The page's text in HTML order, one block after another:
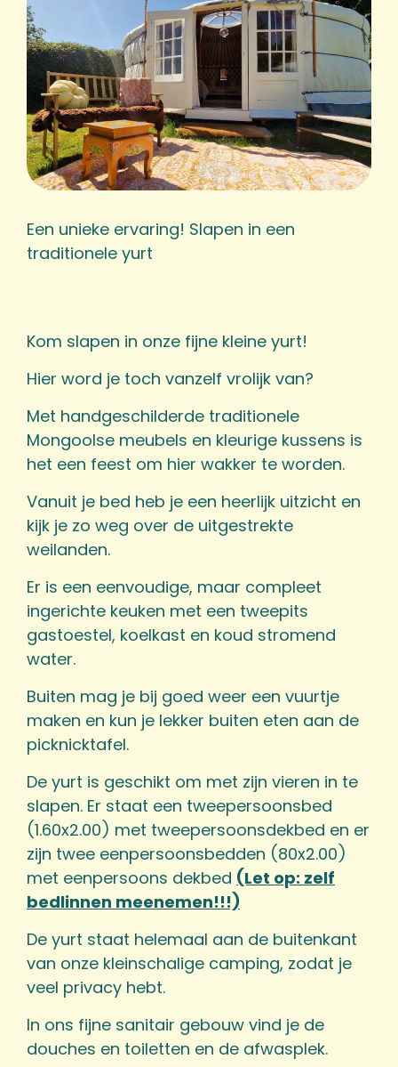
Een unieke ervaring! Slapen in een
traditionele yurt
Kom slapen in onze fijne kleine yurt!
Hier word je toch vanzelf vrolijk van?
Met handgeschilderde traditionele
Mongoolse meubels en kleurige kussens is
het een feest om hier wakker te worden.
Vanuit je bed heb je een heerlijk uitzicht en
kijk je zo weg over de uitgestrekte
weilanden.
Er is een eenvoudige, maar compleet
ingerichte keuken met een tweepits
gastoestel, koelkast en koud stromend
water.
Buiten mag je bij goed weer een vuurtje
maken en kun je lekker buiten eten aan de
picknicktafel.
De yurt is geschikt om met zijn vieren in te
slapen. Er staat een tweepersoonsbed
(1.60x2.00) met tweepersoonsdekbed en er
zijn twee eenpersoonsbedden (80x2.00)
met eenpersoons dekbed (Let op: zelf
bedlinnen meenemen!!!)
De yurt staat helemaal aan de buitenkant
van onze kleinschalige camping, zodat je
veel privacy hebt.
In ons fijne sanitair gebouw vind je de
douches en toiletten en de afwasplek.